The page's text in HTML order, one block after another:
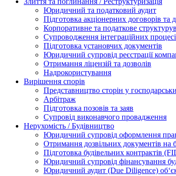
Юридичний та податковий аудит
Підготовка акціонерних договорів та
Корпоративне та податкове
Супроводження інтеграційних
Підготовка установчих документів
Юридичний супровід реєстрації
Отримання ліцензій та дозволів
Надрокористування
Вирішення спорів
Представництво сторін у
Арбітраж
Підготовка позовів та заяв
Супровід виконавчого провадження
Нерухомість / Будівництво
Юридичний супровід оформлення
Отримання дозвільних документів на
Підготовка будівельних контрактів
Юридичний супровід фінансування
Юридичний аудит (Due Diligence)